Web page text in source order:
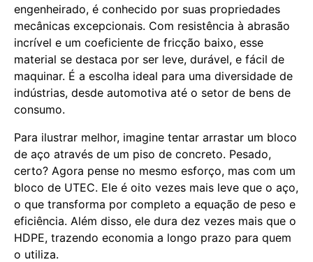
engenheirado, é conhecido por suas propriedades
mecânicas excepcionais. Com resistência à abrasão
incrível e um coeficiente de fricção baixo, esse
material se destaca por ser leve, durável, e fácil de
maquinar. É a escolha ideal para uma diversidade de
indústrias, desde automotiva até o setor de bens de
consumo.
Para ilustrar melhor, imagine tentar arrastar um bloco
de aço através de um piso de concreto. Pesado,
certo? Agora pense no mesmo esforço, mas com um
bloco de UTEC. Ele é oito vezes mais leve que o aço,
o que transforma por completo a equação de peso e
eficiência. Além disso, ele dura dez vezes mais que o
HDPE, trazendo economia a longo prazo para quem
o utiliza.